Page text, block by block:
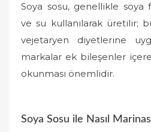
Soya sosu, genellikle soya
ve su kullanılarak üretilir;
vejetaryen diyetlerine
markalar ek bileşenler
okunması önemlidir.
Soya Sosu ile Nasıl